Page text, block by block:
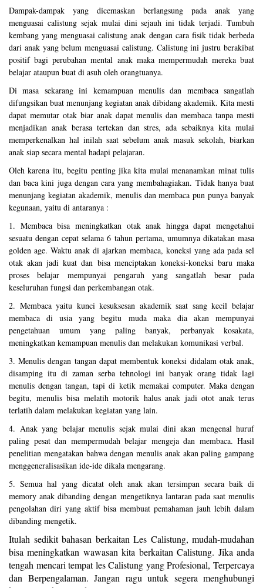
Dampak-dampak yang dicemaskan berlangsung pada anak yang
menguasai calistung sejak mulai dini sejauh ini tidak terjadi. Tumbuh
kembang yang menguasai calistung anak dengan cara fisik tidak berbeda
dari anak yang belum menguasai calistung. Calistung ini justru berakibat
positif bagi perubahan mental anak maka mempermudah mereka buat
belajar ataupun buat di asuh oleh orangtuanya.
Di masa sekarang ini kemampuan menulis dan membaca sangatlah
difungsikan buat menunjang kegiatan anak dibidang akademik. Kita mesti
dapat memutar otak biar anak dapat menulis dan membaca tanpa mesti
menjadikan anak berasa tertekan dan stres, ada sebaiknya kita mulai
memperkenalkan hal inilah saat sebelum anak masuk sekolah, biarkan
anak siap secara mental hadapi pelajaran.
Oleh karena itu, begitu penting jika kita mulai menanamkan minat tulis
dan baca kini juga dengan cara yang membahagiakan. Tidak hanya buat
menunjang kegiatan akademik, menulis dan membaca pun punya banyak
kegunaan, yaitu di antaranya :
1. Membaca bisa meningkatkan otak anak hingga dapat mengetahui
sesuatu dengan cepat selama 6 tahun pertama, umumnya dikatakan masa
golden age. Waktu anak di ajarkan membaca, koneksi yang ada pada sel
otak akan jadi kuat dan bisa menciptakan koneksi-koneksi baru maka
proses belajar mempunyai pengaruh yang sangatlah besar pada
keseluruhan fungsi dan perkembangan otak.
2. Membaca yaitu kunci kesuksesan akademik saat sang kecil belajar
membaca di usia yang begitu muda maka dia akan mempunyai
pengetahuan umum yang paling banyak, perbanyak kosakata,
meningkatkan kemampuan menulis dan melakukan komunikasi verbal.
3. Menulis dengan tangan dapat membentuk koneksi didalam otak anak,
disamping itu di zaman serba tehnologi ini banyak orang tidak lagi
menulis dengan tangan, tapi di ketik memakai computer. Maka dengan
begitu, menulis bisa melatih motorik halus anak jadi otot anak terus
terlatih dalam melakukan kegiatan yang lain.
4. Anak yang belajar menulis sejak mulai dini akan mengenal huruf
paling pesat dan mempermudah belajar mengeja dan membaca. Hasil
penelitian mengatakan bahwa dengan menulis anak akan paling gampang
menggeneralisasikan ide-ide dikala mengarang.
5. Semua hal yang dicatat oleh anak akan tersimpan secara baik di
memory anak dibanding dengan mengetiknya lantaran pada saat menulis
pengolahan diri yang aktif bisa membuat pemahaman jauh lebih dalam
dibanding mengetik.
Itulah sedikit bahasan berkaitan Les Calistung, mudah-mudahan
bisa meningkatkan wawasan kita berkaitan Calistung. Jika anda
tengah mencari tempat les Calistung yang Profesional, Terpercaya
dan Berpengalaman. Jangan ragu untuk segera menghubungi